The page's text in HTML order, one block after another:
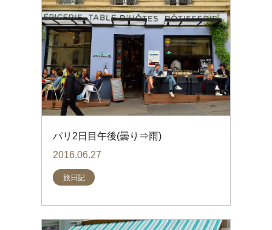
会員規約について
特定商取引法について
個人情報取り扱いについて
閉じる
パリ2日目午後(曇り⇒雨)
2016.06.27
旅日記